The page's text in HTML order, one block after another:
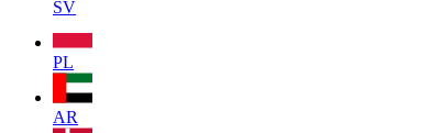
SV
PL
AR